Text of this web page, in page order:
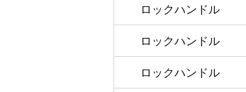
ロックハンドル
ロックハンドル
ロックハンドル